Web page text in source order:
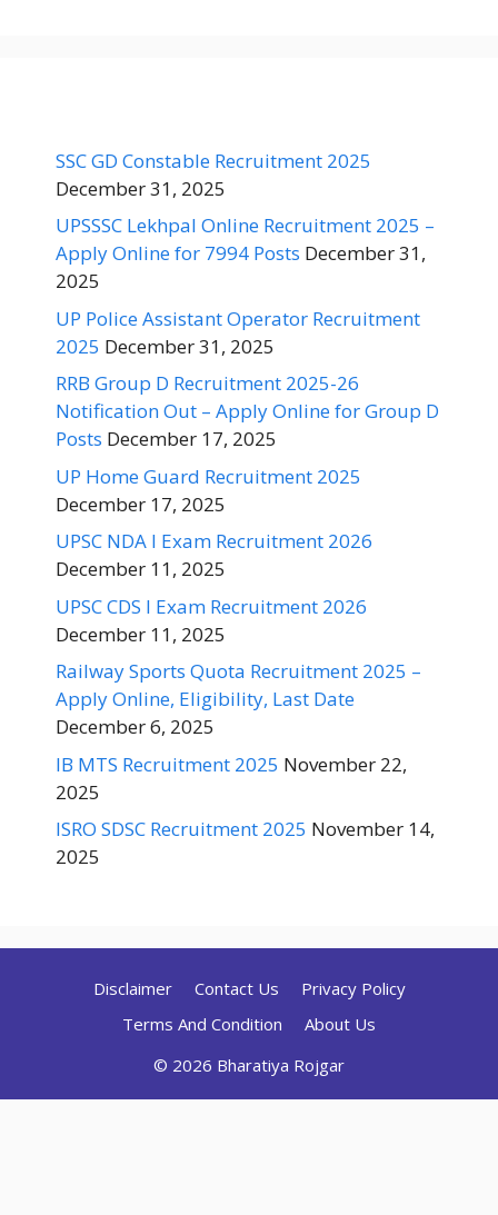
SSC GD Constable Recruitment 2025
December 31, 2025
UPSSSC Lekhpal Online Recruitment 2025 –
Apply Online for 7994 Posts December 31,
2025
UP Police Assistant Operator Recruitment
2025 December 31, 2025
RRB Group D Recruitment 2025-26
Notification Out – Apply Online for Group D
Posts December 17, 2025
UP Home Guard Recruitment 2025
December 17, 2025
UPSC NDA I Exam Recruitment 2026
December 11, 2025
UPSC CDS I Exam Recruitment 2026
December 11, 2025
Railway Sports Quota Recruitment 2025 –
Apply Online, Eligibility, Last Date
December 6, 2025
IB MTS Recruitment 2025 November 22,
2025
ISRO SDSC Recruitment 2025 November 14,
2025
Disclaimer Contact Us
Privacy Policy
Terms And Condition
About Us
© 2026 Bharatiya Rojgar